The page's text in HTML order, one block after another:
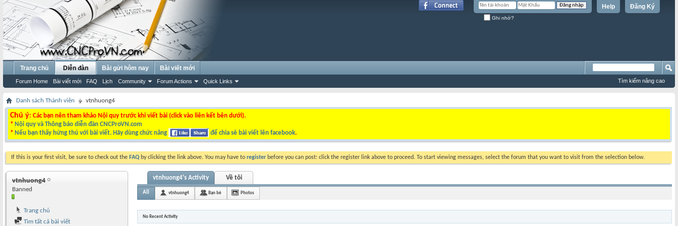
Đăng Ký
Help
Ghi nhớ?
Trang chủ Diễn đàn
Forum Home Bài viết mới FAQ Lịch Community Forum Actions Quick Links
Bài gửi hôm nay Bài viết mới
Tìm kiếm nâng cao
Danh sách Thành viên vtnhuong4
Chú ý: Các bạn nên tham khảo Nội quy trước khi viết bài (click vào liên kết bên dưới).
* Nội quy và Thông báo diễn đàn CNCProVN.com
* Nếu bạn thấy hứng thú với bài viết. Hãy dùng chức năng để chia sẻ bài viết lên facebook.
If this is your first visit, be sure to check out the FAQ by clicking the link above. You may have to register before you can post: click the register link above to proceed. To start viewing messages, select the forum that you want to visit from the selection below.
vtnhuong4
Banned
Trang chủ
Tìm tất cả bài viết
vtnhuong4's Activity Về tôi
All vtnhuong4 Bạn bè Photos
No Recent Activity